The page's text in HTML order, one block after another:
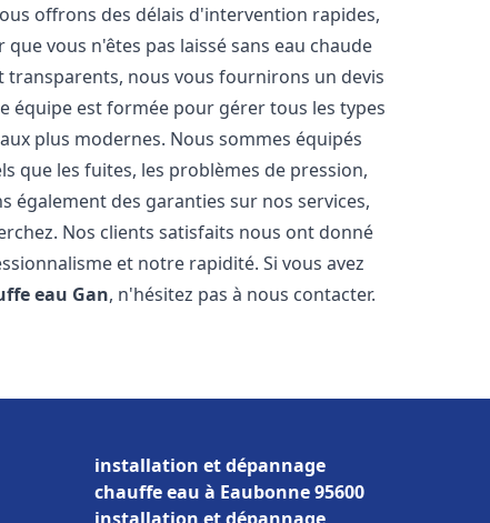
offrons des délais d'intervention rapides,
vous n'êtes pas laissé sans eau chaude
nous vous fournirons un devis
équipe est formée pour gérer tous les types
plus modernes. Nous sommes équipés
que les fuites, les problèmes de pression,
également des garanties sur nos services,
Nos clients satisfaits nous ont donné
et notre rapidité. Si vous avez
eau Gan, n'hésitez pas à nous contacter.
installation et dépannage
chauffe eau à Eaubonne 95600